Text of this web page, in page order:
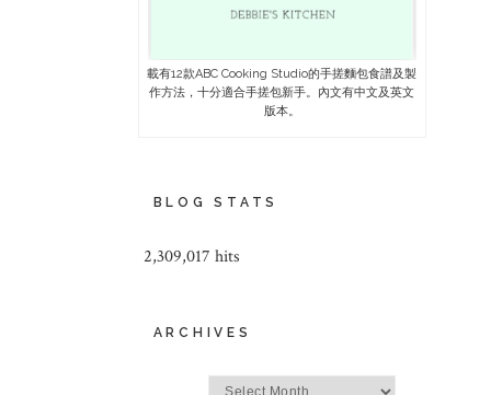
載有12款ABC Cooking Studio的手搓麵包食譜及製
作方法，十分適合手搓包新手。內文有中文及英文
版本。
BLOG STATS
2,309,017 hits
ARCHIVES